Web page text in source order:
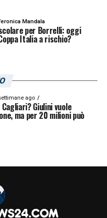
Mandala
per Borrelli: oggi
Italia a rischio?
ago
Giulini vuole
ma per 20 milioni può